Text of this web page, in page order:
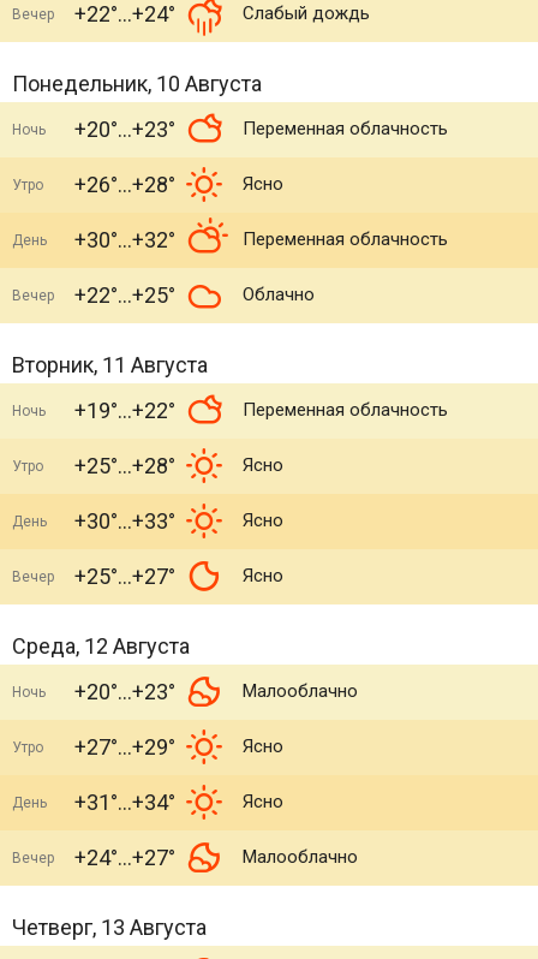
Вечер +22° +24° Слабый дождь
Понедельник, 10 Августа
Ночь +20° +23° Переменная облачность
Утро +26° +28° Ясно
День +30° +32° Переменная облачность
Вечер +22° +25° Облачно
Вторник, 11 Августа
Ночь +19° +22° Переменная облачность
Утро +25° +28° Ясно
День +30° +33° Ясно
Вечер +25° +27° Ясно
Среда, 12 Августа
Ночь +20° +23° Малооблачно
Утро +27° +29° Ясно
День +31° +34° Ясно
Вечер +24° +27° Малооблачно
Четверг, 13 Августа